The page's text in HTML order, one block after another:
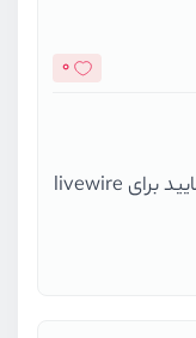
0
استایل‌ها و جی اس ؟ برای کجا میفرمایید برای livewire